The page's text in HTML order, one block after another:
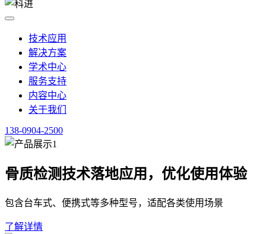
技术应用
解决方案
学术中心
服务支持
内容中心
关于我们
138-0904-2500
骨质检测技术落地应用，优化使用体验
包含台车式、便携式等多种型号，适配各类使用场景
了解详情